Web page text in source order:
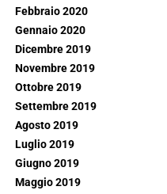
Febbraio 2020
Gennaio 2020
Dicembre 2019
Novembre 2019
Ottobre 2019
Settembre 2019
Agosto 2019
Luglio 2019
Giugno 2019
Maggio 2019